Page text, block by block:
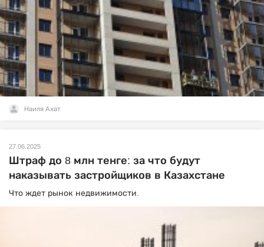
Наиля Ахат
27.06.2025
Штраф до 8 млн тенге: за что будут
наказывать застройщиков в Казахстане
Что ждет рынок недвижимости.